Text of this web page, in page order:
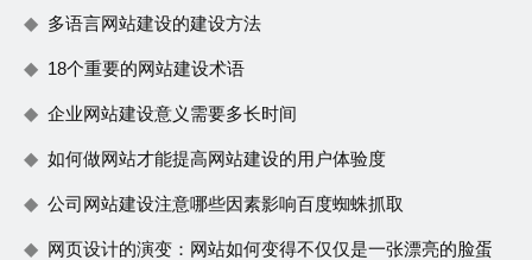
多语言网站建设的建设方法
18个重要的网站建设术语
企业网站建设意义需要多长时间
如何做网站才能提高网站建设的用户体验度
公司网站建设注意哪些因素影响百度蜘蛛抓取
网页设计的演变：网站如何变得不仅仅是一张漂亮的脸蛋